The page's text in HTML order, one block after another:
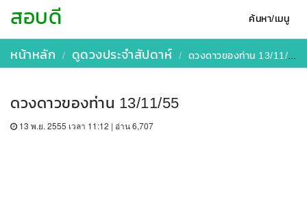
ค้นหา/เมนู
สอบดี
หน้าหลัก ดูดวงประจำสัปดาห์ ดวงดาวของท่าน 13/11/55
ดวงดาวของท่าน 13/11/55
13 พ.ย. 2555 เวลา 11:12 | อ่าน 6,707